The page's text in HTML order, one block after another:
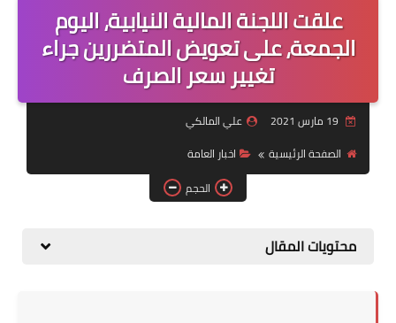
اخبار وزارة العمل وهيئة
التقاعد
قسم التطبيقات
قطع الاراضي
الربح من الانترنت
علقت اللجنة المالية النيابية، اليوم
الجمعة، على تعويض المتضررين جراء
تغيير سعر الصرف
علي المالكي
الصفحة الرئيسية
اخبار العامة
الحجم
محتويات المقال